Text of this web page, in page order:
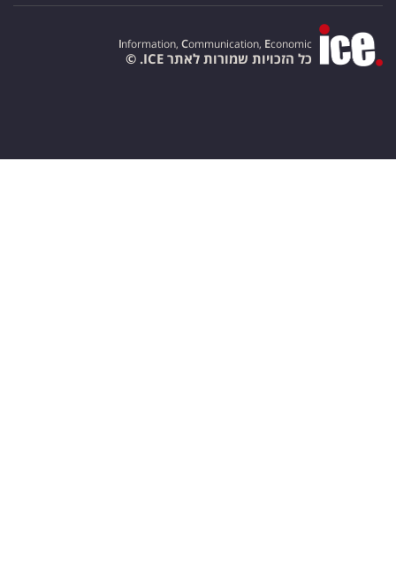
Information, Communication, Economic
כל הזכויות שמורות לאתר ICE. ©